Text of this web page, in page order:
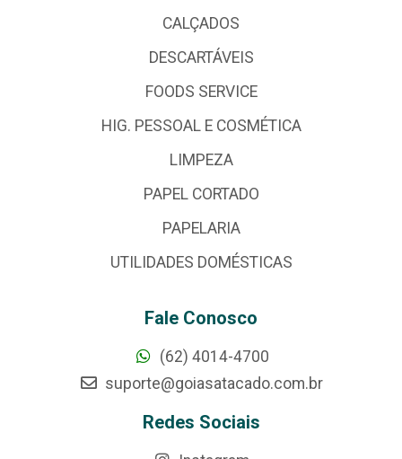
CALÇADOS
DESCARTÁVEIS
FOODS SERVICE
HIG. PESSOAL E COSMÉTICA
LIMPEZA
PAPEL CORTADO
PAPELARIA
UTILIDADES DOMÉSTICAS
Fale Conosco
(62) 4014-4700
suporte@goiasatacado.com.br
Redes Sociais